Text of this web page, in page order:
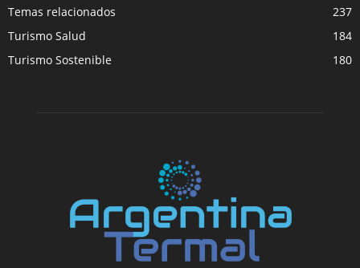
Temas relacionados
237
Turismo Salud
184
Turismo Sostenible
180